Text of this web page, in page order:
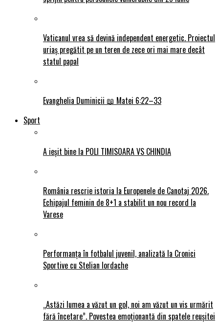
Vaticanul vrea să devină independent energetic. Proiectul
uriaș pregătit pe un teren de zece ori mai mare decât
statul papal
Evanghelia Duminicii 📖 Matei 6:22–33
Sport
A ieșit bine la POLI TIMISOARA VS CHINDIA
România rescrie istoria la Europenele de Canotaj 2026.
Echipajul feminin de 8+1 a stabilit un nou record la
Varese
Performanța în fotbalul juvenil, analizată la Cronici
Sportive cu Stelian Iordache
„Astăzi lumea a văzut un gol, noi am văzut un vis urmărit
fără încetare”. Povestea emoționantă din spatele reușitei